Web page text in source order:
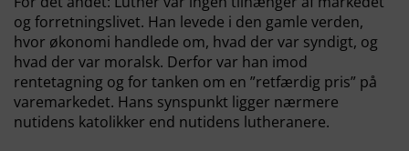
og forretningslivet. Han levede i den gamle verden,
hvor økonomi handlede om, hvad der var syndigt, og
hvad der var moralsk. Derfor var han imod
rentetagning og for tanken om en ”retfærdig pris” på
varemarkedet. Hans synspunkt ligger nærmere
nutidens katolikker end nutidens lutheranere.